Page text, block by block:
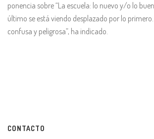
ponencia sobre “La escuela: lo nuevo y/o lo
último se está viendo desplazado por lo
confusa y peligrosa”, ha indicado.
CONTACTO